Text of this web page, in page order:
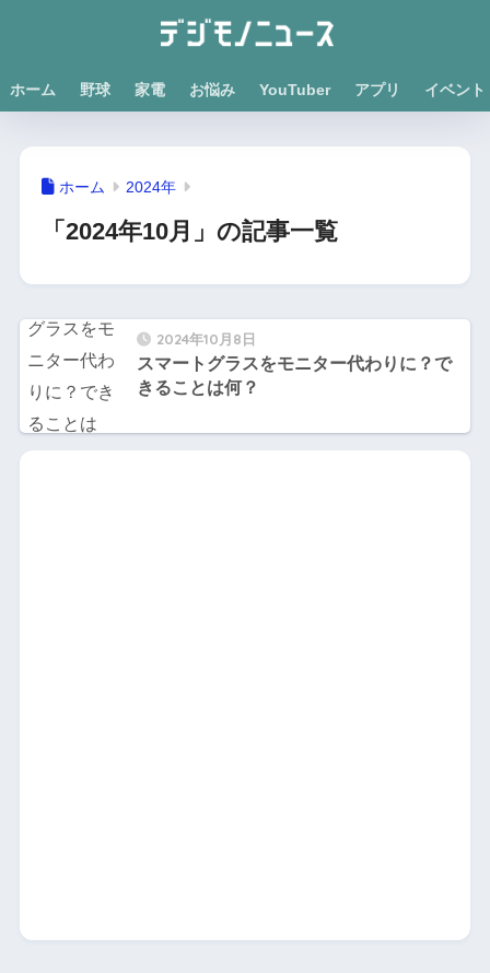
ホーム 野球 家電 お悩み YouTuber アプリ イベント
ホーム 2024年
「2024年10月」の記事一覧
2024年10月8日
スマートグラスをモニター代わりに？で
きることは何？